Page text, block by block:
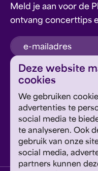
Deze website
cookies
We gebruiken
advertenties te
social media te
te analyseren. Ook
gebruik van onze
social media,
partners kunnen
Meld je aan voor de
ontvang concerttips
inschrijven
Google's
van toepassing.
Geef om Philzuid en
steun ons